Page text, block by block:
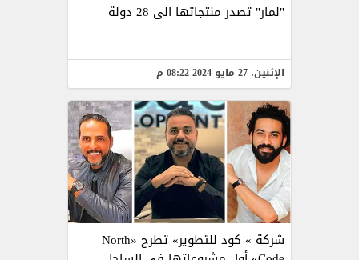
"لمار" تصدر منتجاتها الى 28 دولة
الإثنين، 27 مايو 2024 08:22 م
شركة » كود للتطوير» تطرح «North